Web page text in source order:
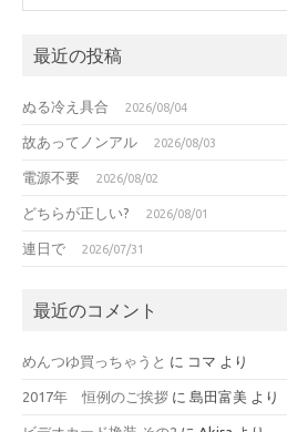
最近の投稿
ぬる冷え具合 2026/08/04
故あってノンアル 2026/08/03
電源不要 2026/08/02
どちらが正しい? 2026/08/01
連日で 2026/07/31
最近のコメント
めんつゆ買っちゃうと に コマ より
2017年 恒例のご挨拶 に 島田富美 より